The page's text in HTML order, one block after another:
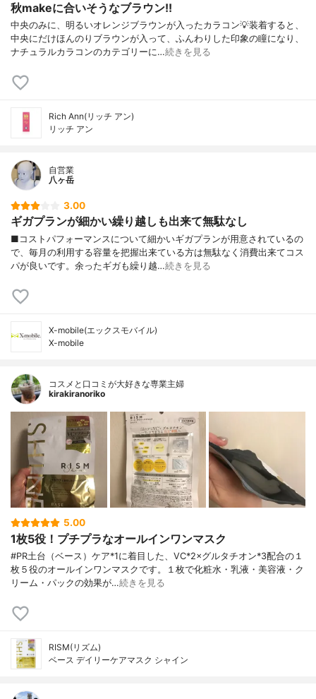
秋makeに合いそうなブラウン!!
中央のみに、明るいオレンジブラウンが入ったカラコン💡装着すると、
中央にだけほんのりブラウンが入って、ふんわりした印象の瞳になり、
ナチュラルカラコンのカテゴリーに…続きを見る
Rich Ann(リッチ アン)
リッチ アン
自営業
八ヶ岳
3.00
ギガプランが細かい繰り越しも出来て無駄なし
■コストパフォーマンスについて細かいギガプランが用意されているの
で、毎月の利用する容量を把握出来ている方は無駄なく消費出来てコス
パが良いです。余ったギガも繰り越…続きを見る
X-mobile(エックスモバイル)
X-mobile
コスメと口コミが大好きな専業主婦
kirakiranoriko
5.00
1枚5役！プチプラなオールインワンマスク
#PR土台（ベース）ケア*1に着目した、VC*2×グルタチオン*3配合の１
枚５役のオールインワンマスクです。１枚で化粧水・乳液・美容液・ク
リーム・パックの効果が…続きを見る
RISM(リズム)
ベース デイリーケアマスク シャイン